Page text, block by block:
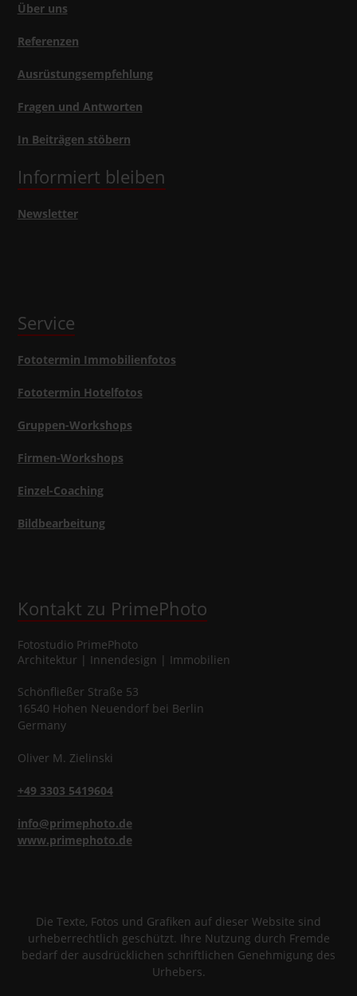
Über uns
Referenzen
Ausrüstungsempfehlung
Fragen und Antworten
In Beiträgen stöbern
Informiert bleiben
Newsletter
Service
Fototermin Immobilienfotos
Fototermin Hotelfotos
Gruppen-Workshops
Firmen-Workshops
Einzel-Coaching
Bildbearbeitung
Kontakt zu PrimePhoto
Fotostudio PrimePhoto
Architektur | Innendesign | Immobilien
Schönfließer Straße 53
16540 Hohen Neuendorfbei Berlin
Germany
Oliver M. Zielinski
+49 3303 5419604
info@primephoto.de
www.primephoto.de
Die Texte, Fotos und Grafiken auf dieser Website sind
urheberrechtlich geschützt. Ihre Nutzung durch Fremde
bedarf der ausdrücklichen schriftlichen Genehmigung des
Urhebers.